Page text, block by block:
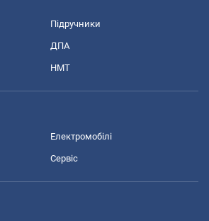
Підручники
ДПА
НМТ
Електромобілі
Сервіс